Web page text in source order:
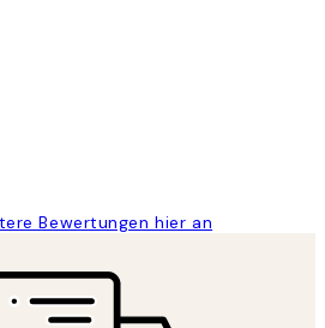
Bewertungen hier an